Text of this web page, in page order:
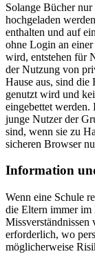
Solange Bücher
hochgeladen
enthalten und auf
ohne Login an
wird, entstehen für
der Nutzung von
Hause aus, sind
genutzt wird und
eingebettet werden.
junge Nutzer der
sind, wenn sie zu
sicheren Browser
Information
Wenn eine Schule
die Eltern immer
erforderlich, wo
möglicherweise